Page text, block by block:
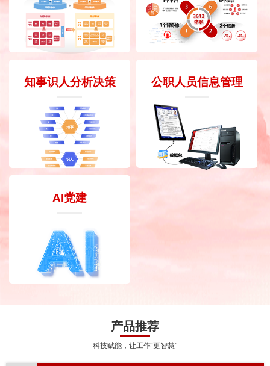
知事识人分析决策 公职人员信息管理
AI党建
产品推荐
科技赋能，让工作“更智慧”